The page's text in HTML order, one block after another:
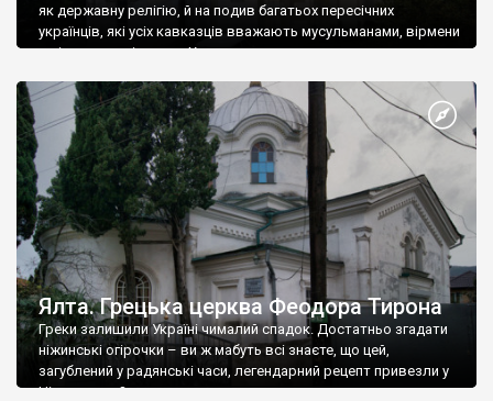
як державну релігію, й на подив багатьох пересічних
українців, які усіх кавказців вважають мусульманами, вірмени
є відданими вірянами Христа
Ялта. Грецька церква Феодора Тирона
Греки залишили Україні чималий спадок. Достатньо згадати
ніжинські огірочки – ви ж мабуть всі знаєте, що цей,
загублений у радянські часи, легендарний рецепт привезли у
Ніжин греки?